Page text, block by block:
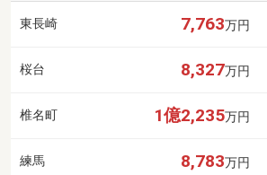
東長崎 7,763万円
桜台 8,327万円
椎名町 1億2,235万円
練馬 8,783万円